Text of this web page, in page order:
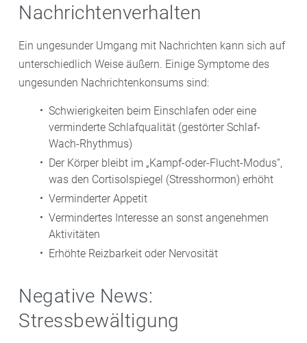
Nachrichtenverhalten
Ein ungesunder Umgang mit Nachrichten kann sich auf
unterschiedlich Weise äußern. Einige Symptome des
ungesunden Nachrichtenkonsums sind:
Schwierigkeiten beim Einschlafen oder eine
verminderte Schlafqualität (gestörter Schlaf-
Wach-Rhythmus)
Der Körper bleibt im „Kampf-oder-Flucht-Modus“,
was den Cortisolspiegel (Stresshormon) erhöht
Verminderter Appetit
Vermindertes Interesse an sonst angenehmen
Aktivitäten
Erhöhte Reizbarkeit oder Nervosität
Negative News:
Stressbewältigung